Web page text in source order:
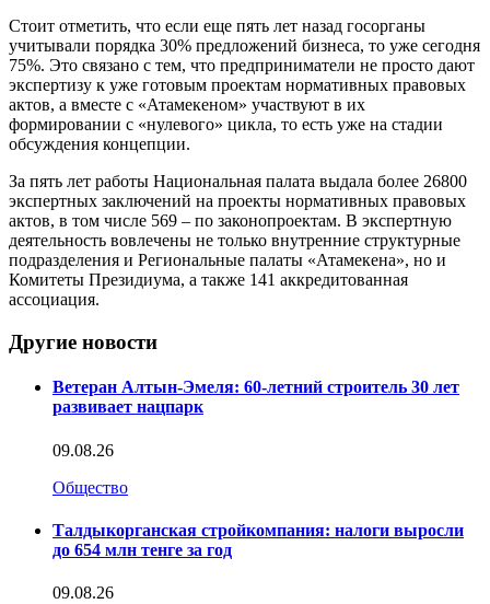
Стоит отметить, что если еще пять лет назад госорганы
учитывали порядка 30% предложений бизнеса, то уже сегодня
75%. Это связано с тем, что предприниматели не просто дают
экспертизу к уже готовым проектам нормативных правовых
актов, а вместе с «Атамекеном» участвуют в их
формировании с «нулевого» цикла, то есть уже на стадии
обсуждения концепции.
За пять лет работы Национальная палата выдала более 26800
экспертных заключений на проекты нормативных правовых
актов, в том числе 569 – по законопроектам. В экспертную
деятельность вовлечены не только внутренние структурные
подразделения и Региональные палаты «Атамекена», но и
Комитеты Президиума, а также 141 аккредитованная
ассоциация.
Другие новости
Ветеран Алтын-Эмеля: 60-летний строитель 30 лет
развивает нацпарк
09.08.26
Общество
Талдыкорганская стройкомпания: налоги выросли
до 654 млн тенге за год
09.08.26